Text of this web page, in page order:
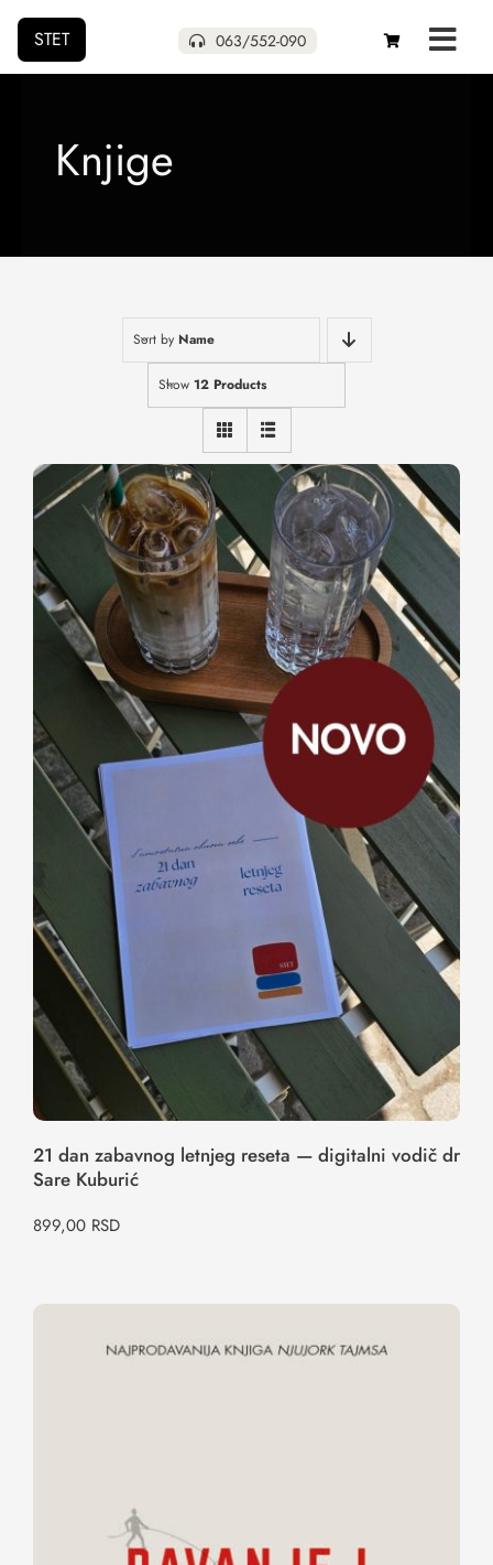
STET
Naša izdanja
Kontakt
063/552-090
Knjige
Sort by Name
Show 12 Products
21 dan zabavnog letnjeg reseta —
digitalni vodič dr Sare Kuburić
21 dan zabavnog letnjeg reseta — digitalni vodič dr
Sare Kuburić
899,00 RSD